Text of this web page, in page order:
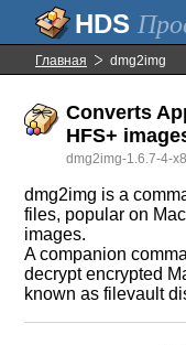
Главная dmg2img
Converts
HFS+
dmg2img-1.6.7-4-
dmg2img is a
files, popular on
images.
A companion
decrypt encrypted
known as filevault